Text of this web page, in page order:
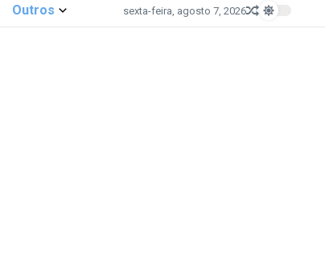
Outros sexta-feira, agosto 7, 2026